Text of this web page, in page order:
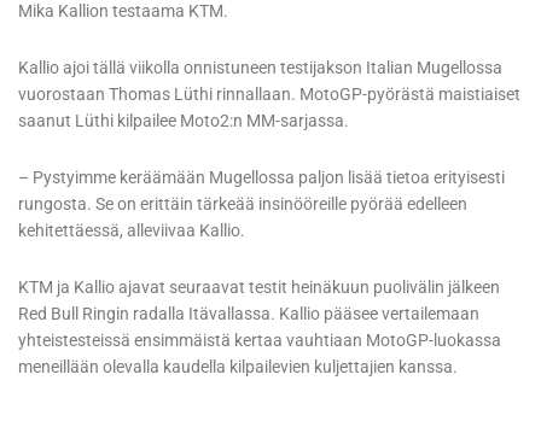
Mika Kallion testaama KTM.
Kallio ajoi tällä viikolla onnistuneen testijakson Italian Mugellossa
vuorostaan Thomas Lüthi rinnallaan. MotoGP-pyörästä maistiaiset
saanut Lüthi kilpailee Moto2:n MM-sarjassa.
– Pystyimme keräämään Mugellossa paljon lisää tietoa erityisesti
rungosta. Se on erittäin tärkeää insinööreille pyörää edelleen
kehitettäessä, alleviivaa Kallio.
KTM ja Kallio ajavat seuraavat testit heinäkuun puolivälin jälkeen
Red Bull Ringin radalla Itävallassa. Kallio pääsee vertailemaan
yhteistesteissä ensimmäistä kertaa vauhtiaan MotoGP-luokassa
meneillään olevalla kaudella kilpailevien kuljettajien kanssa.